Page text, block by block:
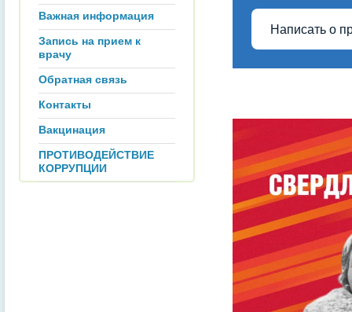
Важная информация
Запись на прием к
врачу
Обратная связь
Контакты
Вакцинация
ПРОТИВОДЕЙСТВИЕ
КОРРУПЦИИ
Написать о